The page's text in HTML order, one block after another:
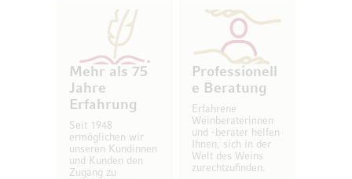
Mehr als 75
Jahre
Erfahrung
Seit 1948
ermöglichen wir
unseren Kundinnen
und Kunden den
Zugang zu
Professionell
e Beratung
Erfahrene
Weinberaterinnen
und -berater helfen
Ihnen, sich in der
Welt des Weins
zurechtzufinden.